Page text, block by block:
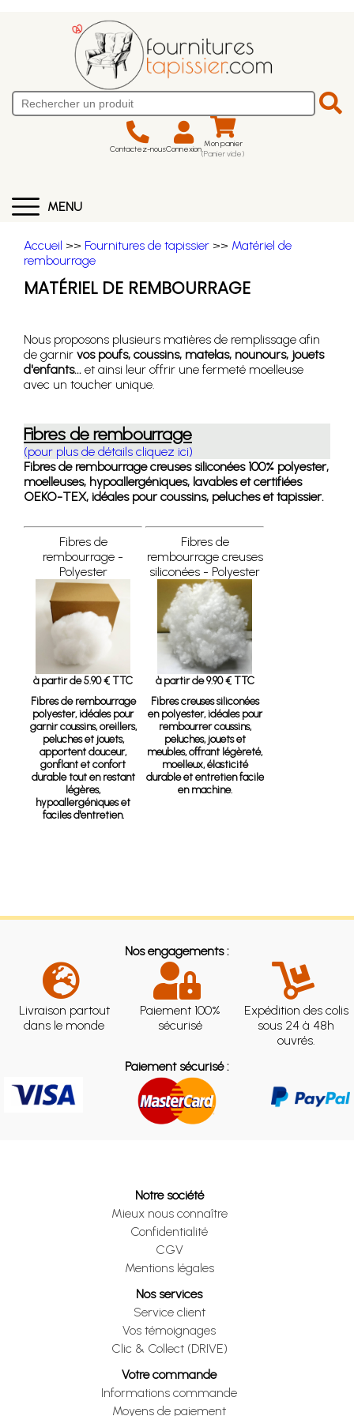
Contactez-nousConnexion Mon panier
(Panier vide)
MENU
Accueil >> Fournitures de tapissier >> Matériel de
rembourrage
MATÉRIEL DE REMBOURRAGE
Nous proposons plusieurs matières de remplissage afin
de garnir vos poufs, coussins, matelas, nounours, jouets
d'enfants... et ainsi leur offrir une fermeté moelleuse
avec un toucher unique.
Fibres de rembourrage
(pour plus de détails cliquez ici)
Fibres de rembourrage creuses siliconées 100% polyester,
moelleuses, hypoallergéniques, lavables et certifiées
OEKO-TEX, idéales pour coussins, peluches et tapissier.
Fibres de
rembourrage -
Polyester
à partir de 5.90 € TTC
Fibres de rembourrage
polyester, idéales pour
garnir coussins, oreillers,
peluches et jouets,
apportent douceur,
gonflant et confort
durable tout en restant
légères,
hypoallergéniques et
faciles d'entretien.
Fibres de
rembourrage creuses
siliconées - Polyester
à partir de 9.90 € TTC
Fibres creuses siliconées
en polyester, idéales pour
rembourrer coussins,
peluches, jouets et
meubles, offrant légèreté,
moelleux, élasticité
durable et entretien facile
en machine.
Nos engagements :
Livraison partout
dans le monde
Paiement 100%
sécurisé
Expédition des colis
sous 24 à 48h
ouvrés.
Paiement sécurisé :
Notre société
Mieux nous connaître
Confidentialité
CGV
Mentions légales
Nos services
Service client
Vos témoignages
Clic & Collect (DRIVE)
Votre commande
Informations commande
Moyens de paiement